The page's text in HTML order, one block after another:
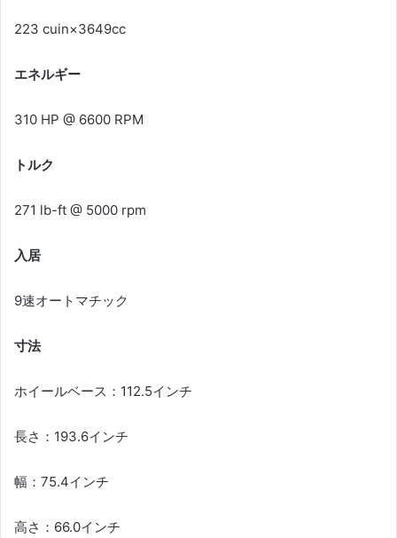
223 cuin×3649cc
エネルギー
310 HP @ 6600 RPM
トルク
271 lb-ft @ 5000 rpm
入居
9速オートマチック
寸法
ホイールベース：112.5インチ
長さ：193.6インチ
幅：75.4インチ
高さ：66.0インチ